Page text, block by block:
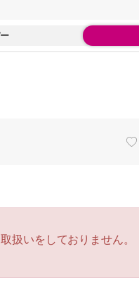
扱いをしておりません。